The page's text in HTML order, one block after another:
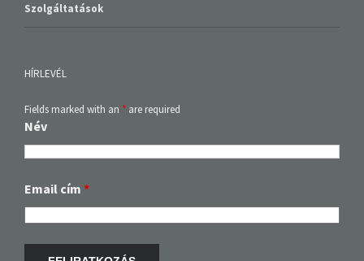
Szolgáltatások
HÍRLEVÉL
Fields marked with an * are required
Név
Email cím *